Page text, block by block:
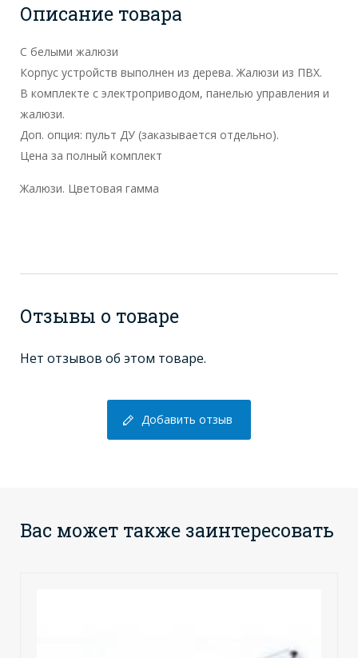
Описание товара
С белыми жалюзи
Корпус устройств выполнен из дерева. Жалюзи из ПВХ.
В комплекте с электроприводом, панелью управления и
жалюзи.
Доп. опция: пульт ДУ (заказывается отдельно).
Цена за полный комплект
Жалюзи. Цветовая гамма
Отзывы о товаре
Нет отзывов об этом товаре.
Добавить отзыв
Вас может также заинтересовать